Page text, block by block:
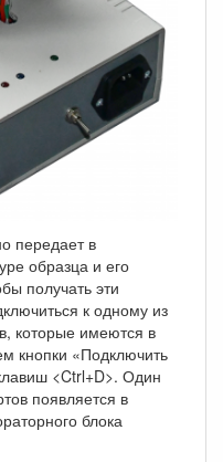
передает в
образца и его
получать эти
к одному из
которые имеются в
кнопки «Подключить
<Ctrl+D>. Один
появляется в
блока